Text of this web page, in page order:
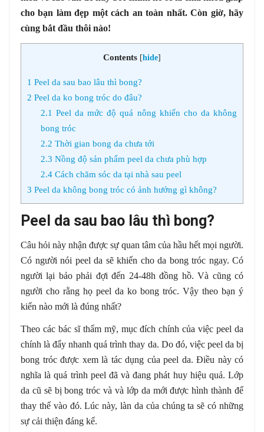
cho bạn làm đẹp một cách an toàn nhất. Còn giờ, hãy
cùng bắt đầu thôi nào!
Contents [hide]
1 Peel da sau bao lâu thì bong?
2 Peel da ko bong tróc do đâu?
2.1 Peel da mức độ quá nông khiến cho da không
bong tróc
2.2 Thời gian bong da chưa tới
2.3 Nồng độ sản phẩm peel da chưa phù hợp
2.4Cách chăm sóc da tại nhà sau peel
3 Peel da không bong tróc có ảnh hưởng gì không?
Peel da sau bao lâu thì bong?
Câu hỏi này nhận được sự quan tâm của hầu hết mọi người.
Có người nói peel da sẽ khiến cho da bong tróc ngay. Có
người lại bảo phải đợi đến 24-48h đồng hồ. Và cũng có
người cho rằng họ peel da ko bong tróc. Vậy theo bạn ý
kiến nào mới là đúng nhất?
Theo các bác sĩ thẩm mỹ, mục đích chính của việc peel da
chính là đẩy nhanh quá trình thay da. Do đó, việc peel da bị
bong tróc được xem là tác dụng của peel da. Điều này có
nghĩa là quá trình peel đã và đang phát huy hiệu quả. Lớp
da cũ sẽ bị bong tróc và và lớp da mới được hình thành để
thay thế vào đó. Lúc này, làn da của chúng ta sẽ có những
sự cải thiện đáng kể.